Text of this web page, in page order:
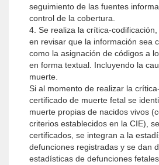
seguimiento de las fuentes
control de la cobertura.
4. Se realiza la crítica-
en revisar que la información sea
como la asignación de códigos a
en forma textual. Incluyendo la
muerte.
Si al momento de realizar la
certificado de muerte fetal se
muerte propias de nacidos vivos
criterios establecidos en la CIE),
certificados, se integran a la
defunciones registradas y se dan
estadísticas de defunciones fetales.